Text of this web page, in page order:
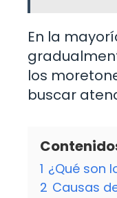
En la
los
buscar
1 ¿Qué son
2 Causas